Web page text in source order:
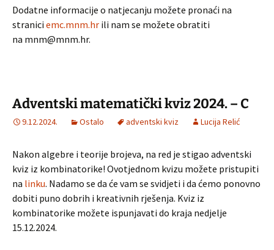
Dodatne informacije o natjecanju možete pronaći na
stranici emc.mnm.hr ili nam se možete obratiti
na mnm@mnm.hr.
Adventski matematički kviz 2024. – C
9.12.2024. Ostalo adventski kviz Lucija Relić
Nakon algebre i teorije brojeva, na red je stigao adventski
kviz iz kombinatorike! Ovotjednom kvizu možete pristupiti
na linku. Nadamo se da će vam se svidjeti i da ćemo ponovno
dobiti puno dobrih i kreativnih rješenja. Kviz iz
kombinatorike možete ispunjavati do kraja nedjelje
15.12.2024.